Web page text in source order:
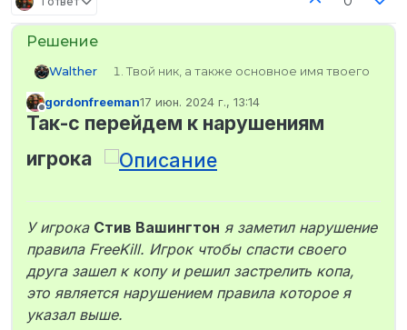
Walther
Твой ник, а также основное имя твоего
Твой SteamID (узнать его можно здесь )
STEAM_0:1:179040552
формате Name#0000) sigmaskuf228
Имя персонажа нарушителя Стив
имеются) STEAM_0:0:542694144
Имеет ли игрок ранг “Ролевик” или
“Ролевик+”? (если известно; ранг
отображается в TAB-меню) Нет
Дата и время произошедшего по МСК
Не в сети
gordonfreeman17 июн. 2024 г., 13:14
отредактировано
Так-с перейдем к нарушениям
игрока
У игрока Стив Вашингтон я заметил нарушение
правила FreeKill. Игрок чтобы спасти своего
друга зашел к копу и решил застрелить копа,
это является нарушением правила которое я
указал выше.